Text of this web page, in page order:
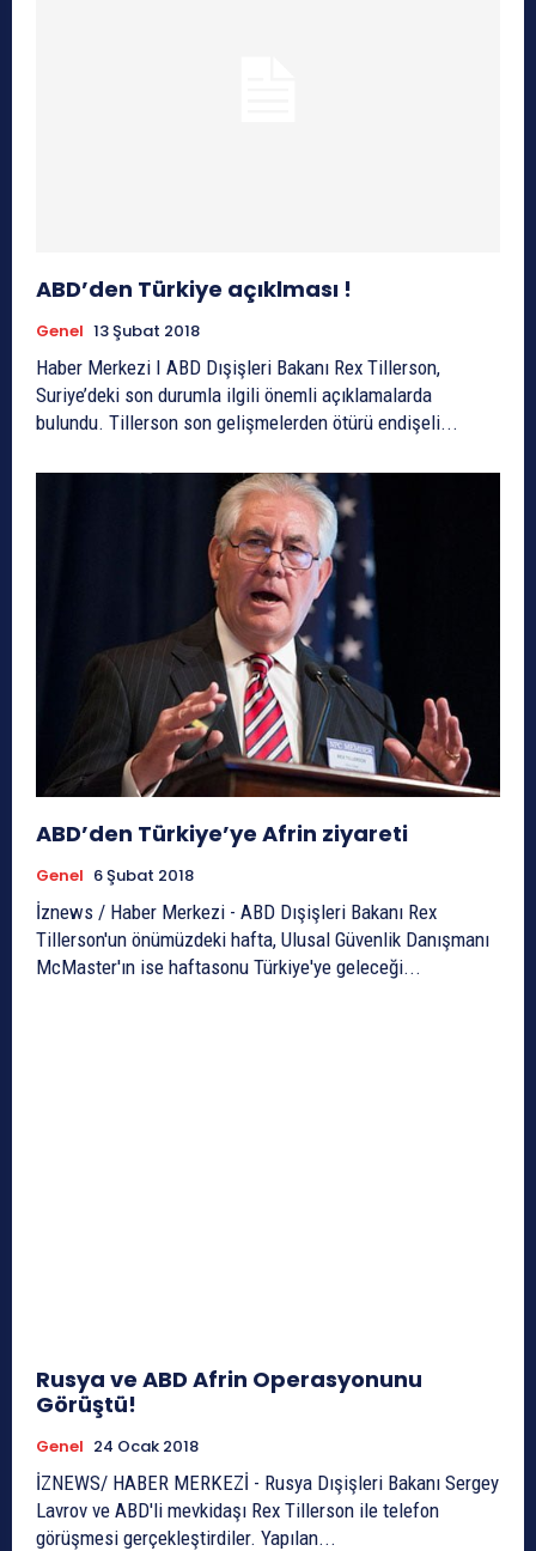
ABD’den Türkiye açıklması !
Genel 13 Şubat 2018
Haber Merkezi I ABD Dışişleri Bakanı Rex Tillerson,
Suriye’deki son durumla ilgili önemli açıklamalarda
bulundu. Tillerson son gelişmelerden ötürü endişeli...
ABD’den Türkiye’ye Afrin ziyareti
Genel 6 Şubat 2018
İznews / Haber Merkezi - ABD Dışişleri Bakanı Rex
Tillerson'un önümüzdeki hafta, Ulusal Güvenlik Danışmanı
McMaster'ın ise haftasonu Türkiye'ye geleceği...
Rusya ve ABD Afrin Operasyonunu
Görüştü!
Genel 24 Ocak 2018
İZNEWS/ HABER MERKEZİ - Rusya Dışişleri Bakanı Sergey
Lavrov ve ABD'li mevkidaşı Rex Tillerson ile telefon
görüşmesi gerçekleştirdiler. Yapılan...